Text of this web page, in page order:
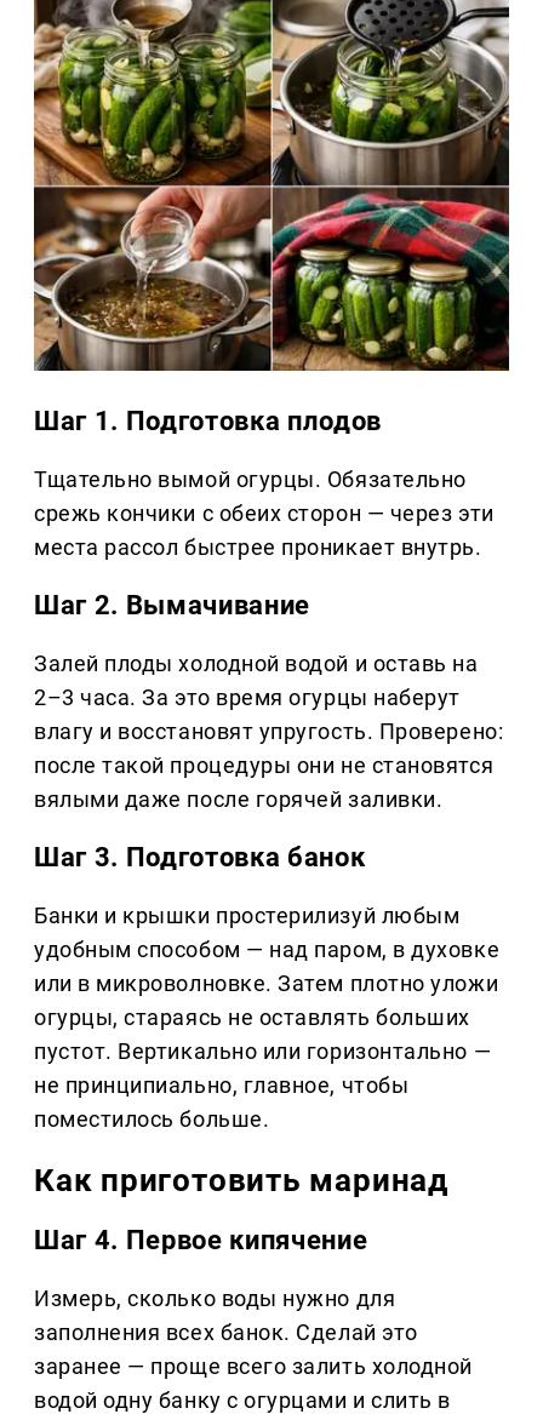
Шаг 1. Подготовка плодов
Тщательно вымой огурцы. Обязательно
срежь кончики с обеих сторон — через эти
места рассол быстрее проникает внутрь.
Шаг 2. Вымачивание
Залей плоды холодной водой и оставь на
2–3 часа. За это время огурцы наберут
влагу и восстановят упругость. Проверено:
после такой процедуры они не становятся
вялыми даже после горячей заливки.
Шаг 3. Подготовка банок
Банки и крышки простерилизуй любым
удобным способом — над паром, в духовке
или в микроволновке. Затем плотно уложи
огурцы, стараясь не оставлять больших
пустот. Вертикально или горизонтально —
не принципиально, главное, чтобы
поместилось больше.
Как приготовить маринад
Шаг 4. Первое кипячение
Измерь, сколько воды нужно для
заполнения всех банок. Сделай это
заранее — проще всего залить холодной
водой одну банку с огурцами и слить в